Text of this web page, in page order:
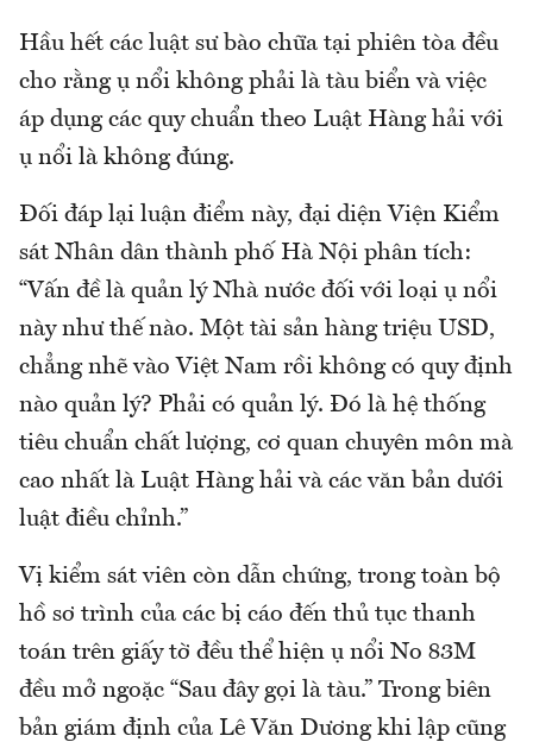
Hầu hết các luật sư bào chữa tại phiên tòa đều
cho rằng ụ nổi không phải là tàu biển và việc
áp dụng các quy chuẩn theo Luật Hàng hải với
ụ nổi là không đúng.
Đối đáp lại luận điểm này, đại diện Viện Kiểm
sát Nhân dân thành phố Hà Nội phân tích:
“Vấn đề là quản lý Nhà nước đối với loại ụ nổi
này như thế nào. Một tài sản hàng triệu USD,
chẳng nhẽ vào Việt Nam rồi không có quy định
nào quản lý? Phải có quản lý. Đó là hệ thống
tiêu chuẩn chất lượng, cơ quan chuyên môn mà
cao nhất là Luật Hàng hải và các văn bản dưới
luật điều chỉnh.”
Vị kiểm sát viên còn dẫn chứng, trong toàn bộ
hồ sơ trình của các bị cáo đến thủ tục thanh
toán trên giấy tờ đều thể hiện ụ nổi No 83M
đều mở ngoặc “Sau đây gọi là tàu.” Trong biên
bản giám định của Lê Văn Dương khi lập cũng